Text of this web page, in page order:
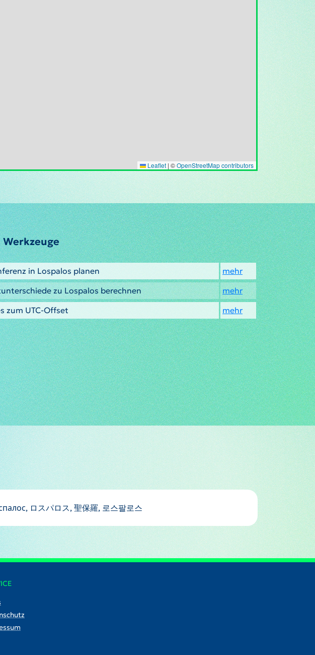
Leaflet | ©OpenStreetMap contributors
Werkzeuge
in Lospalos planen
mehr
zu Lospalos berechnen
mehr
zum UTC-Offset
mehr
ロスパロス, 聖保羅, 로스팔로스